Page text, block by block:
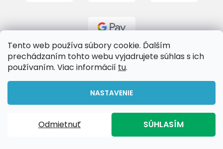
Tento web používa súbory cookie. Ďalším
prechádzaním tohto webu vyjadrujete súhlas s ich
používaním. Viac informácií tu.
NASTAVENIE
Odmietnuť SÚHLASÍM
Riverland.sk. Všetky práva vyhradené.
Upraviť nastavenie cookies